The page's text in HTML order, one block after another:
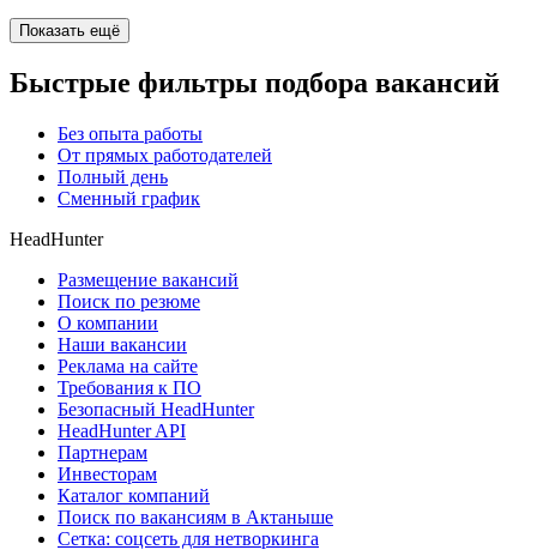
Показать ещё
Быстрые фильтры подбора вакансий
Без опыта работы
От прямых работодателей
Полный день
Сменный график
HeadHunter
Размещение вакансий
Поиск по резюме
О компании
Наши вакансии
Реклама на сайте
Требования к ПО
Безопасный HeadHunter
HeadHunter API
Партнерам
Инвесторам
Каталог компаний
Поиск по вакансиям в Актаныше
Сетка: соцсеть для нетворкинга